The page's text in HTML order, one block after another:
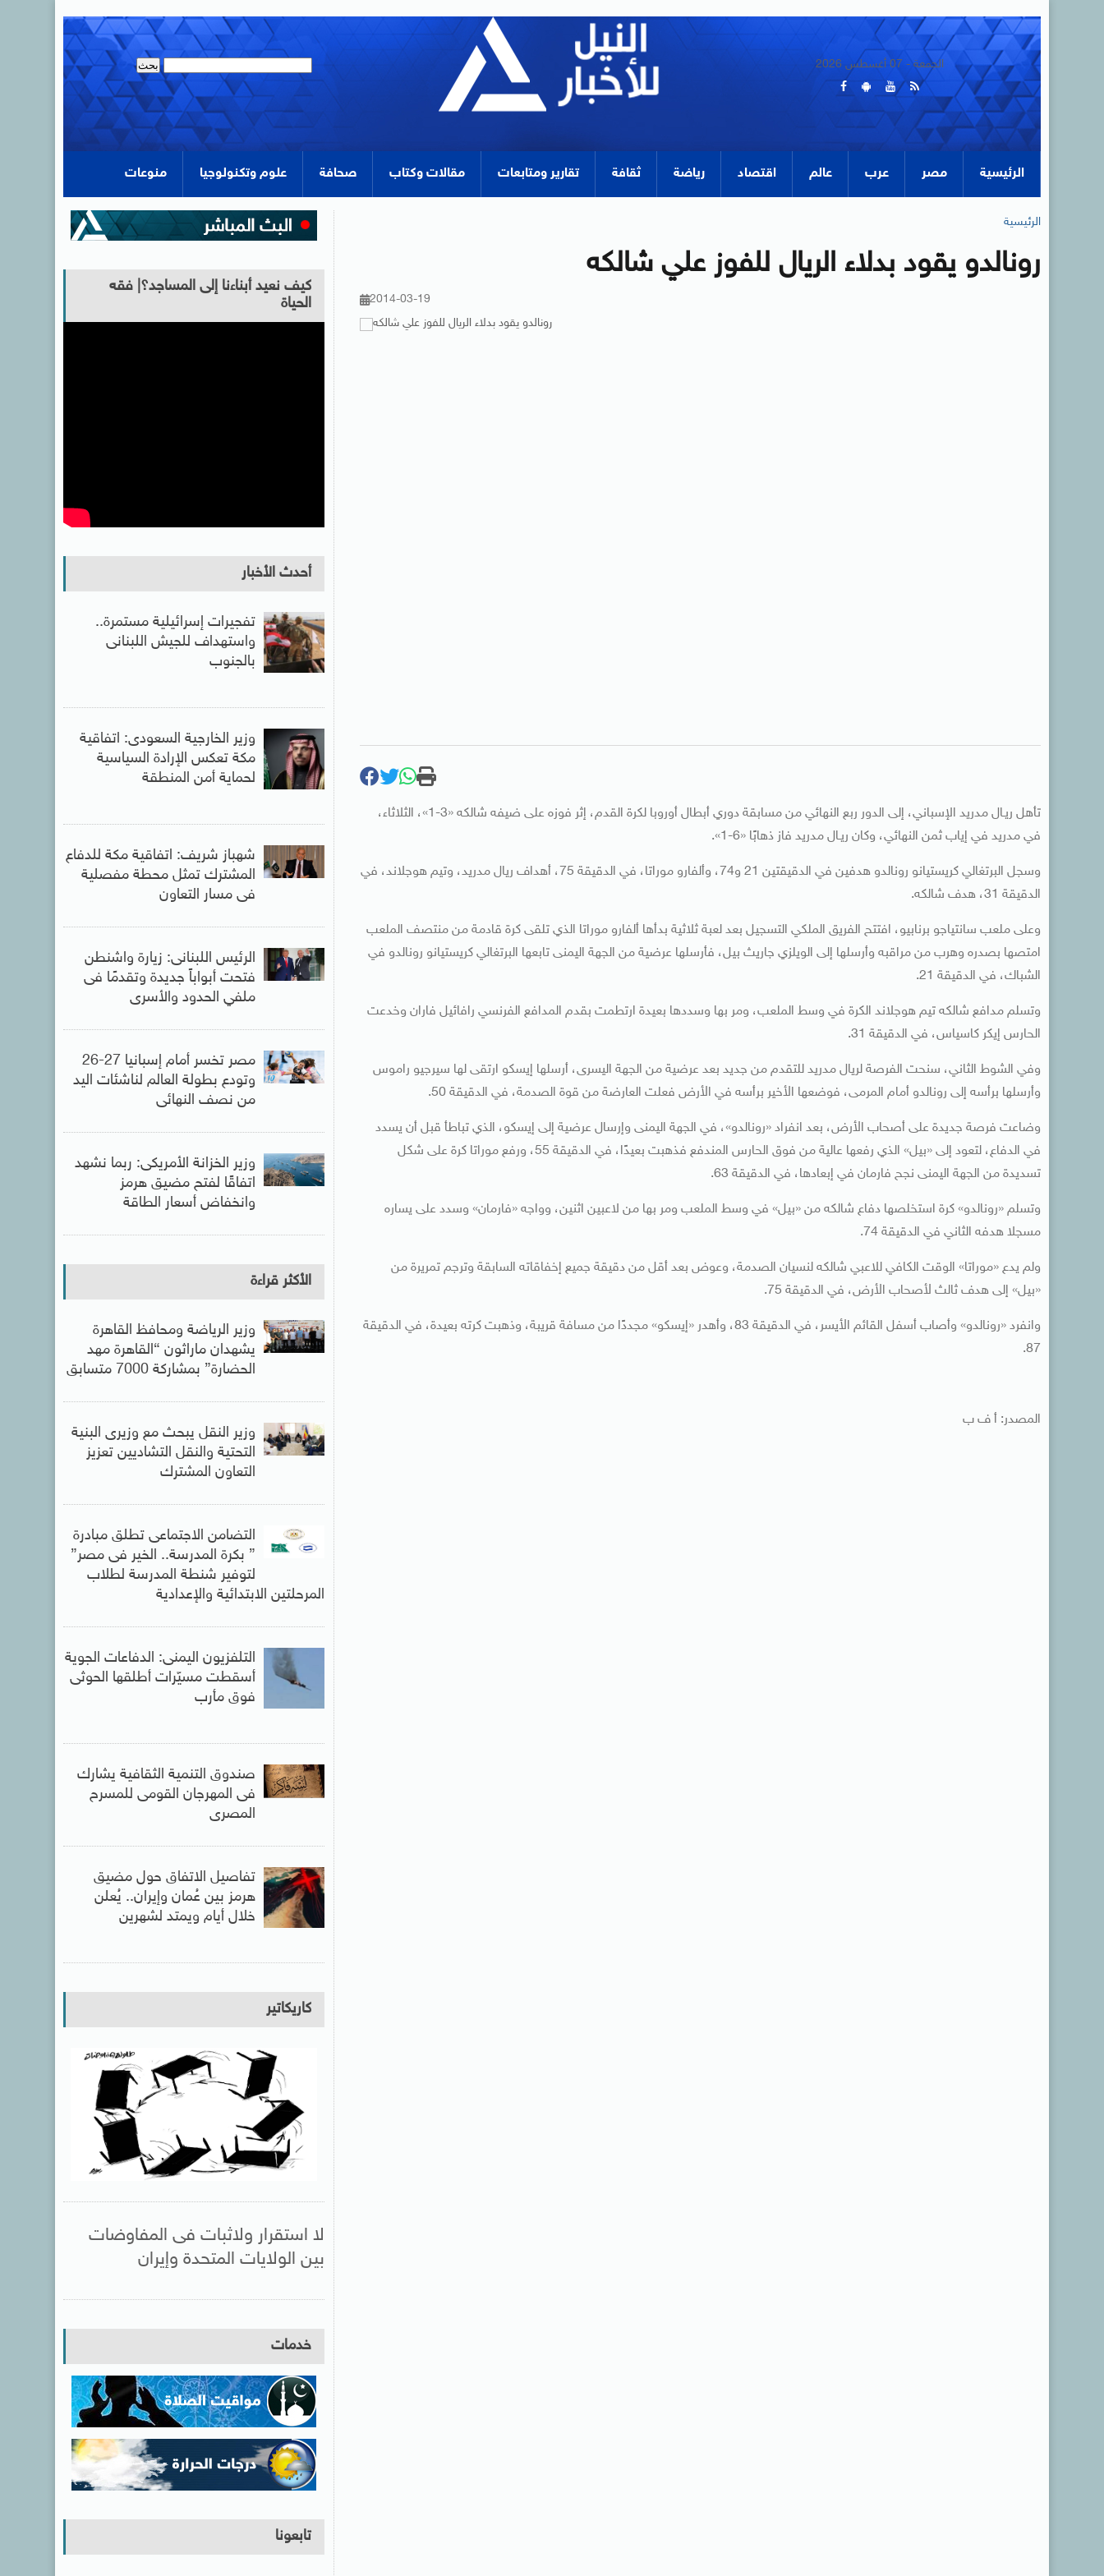
الجمعة - 07 أغسطس 2026
الرئيسية مصر عرب عالم اقتصاد رياضة ثقافة تقارير ومتابعات مقالات وكتاب صحافة علوم وتكنولوجيا منوعات
الرئيسية
رونالدو يقود بدلاء الريال للفوز علي شالكه
2014-03-19
تأهل ريـال مدريد الإسباني، إلى الدور ربع النهائي من مسابقة دوري أبطال أوروبا لكرة القدم، إثر فوزه على ضيفه شالكه «3-1»، الثلاثاء،
في مدريد في إياب ثمن النهائي، وكان ريـال مدريد فاز ذهابًا «6-1».
وسجل البرتغالي كريستيانو رونالدو هدفين في الدقيقتين 21 و74، وألفارو موراتا، في الدقيقة 75، أهداف ريال مدريد، وتيم هوجلاند، في
الدقيقة 31، هدف شالكه.
وعلى ملعب سانتياجو برنابيو، افتتح الفريق الملكي التسجيل بعد لعبة ثلاثية بدأها ألفارو موراتا الذي تلقى كرة قادمة من منتصف الملعب
امتصها بصدره وهرب من مراقبه وأرسلها إلى الويلزي جاريث بيل، فأرسلها عرضية من الجهة اليمنى تابعها البرتغالي كريستيانو رونالدو في
الشباك، في الدقيقة 21.
وتسلم مدافع شالكه تيم هوجلاند الكرة في وسط الملعب، ومر بها وسددها بعيدة ارتطمت بقدم المدافع الفرنسي رافائيل فاران وخدعت
الحارس إيكر كاسياس، في الدقيقة 31.
وفي الشوط الثاني، سنحت الفرصة لريال مدريد للتقدم من جديد بعد عرضية من الجهة اليسرى، أرسلها إيسكو ارتقى لها سيرجيو راموس
وأرسلها برأسه إلى رونالدو أمام المرمى، فوضعها الأخير برأسه في الأرض فعلت العارضة من قوة الصدمة، في الدقيقة 50.
وضاعت فرصة جديدة على أصحاب الأرض، بعد انفراد «رونالدو»، في الجهة اليمنى وإرسال عرضية إلى إيسكو، الذي تباطأ قبل أن يسدد
في الدفاع، لتعود إلى «بيل» الذي رفعها عالية من فوق الحارس المندفع فذهبت بعيدًا، في الدقيقة 55، ورفع موراتا كرة على شكل
تسديدة من الجهة اليمنى نجح فارمان في إبعادها، في الدقيقة 63.
وتسلم «رونالدو» كرة استخلصها دفاع شالكه من «بيل» في وسط الملعب ومر بها من لاعبين اثنين، وواجه «فارمان» وسدد على يساره
مسجلا هدفه الثاني في الدقيقة 74.
ولم يدع «موراتا» الوقت الكافي للاعبي شالكه لنسيان الصدمة، وعوض بعد أقل من دقيقة جميع إخفاقاته السابقة وترجم تمريرة من
«بيل» إلى هدف ثالث لأصحاب الأرض، في الدقيقة 75.
وانفرد «رونالدو» وأصاب أسفل القائم الأيسر، في الدقيقة 83، وأهدر «إيسكو» مجددًا من مسافة قريبة، وذهبت كرته بعيدة، في الدقيقة
87.
المصدر: أ ف ب
كيف نعيد أبناءنا إلى المساجد؟| فقه
الحياة
أحدث الأخبار
تفجيرات إسرائيلية مستمرة..
واستهداف للجيش اللبنانى
بالجنوب
وزير الخارجية السعودى: اتفاقية
مكة تعكس الإرادة السياسية
لحماية أمن المنطقة
شهباز شريف: اتفاقية مكة للدفاع
المشترك تمثل محطة مفصلية
فى مسار التعاون
الرئيس اللبنانى: زيارة واشنطن
فتحت أبواباً جديدة وتقدمًا فى
ملفي الحدود والأسرى
مصر تخسر أمام إسبانيا 27-26
وتودع بطولة العالم لناشئات اليد
من نصف النهائى
وزير الخزانة الأمريكى: ربما نشهد
اتفاقًا لفتح مضيق هرمز
وانخفاض أسعار الطاقة
الأكثر قراءة
وزير الرياضة ومحافظ القاهرة
يشهدان ماراثون “القاهرة مهد
الحضارة” بمشاركة 7000 متسابق
وزير النقل يبحث مع وزيرى البنية
التحتية والنقل التشاديين تعزيز
التعاون المشترك
التضامن الاجتماعى تطلق مبادرة
” بكرة المدرسة.. الخير فى مصر”
لتوفير شنطة المدرسة لطلاب
المرحلتين الابتدائية والإعدادية
التلفزيون اليمنى: الدفاعات الجوية
أسقطت مسيّرات أطلقها الحوثى
فوق مأرب
صندوق التنمية الثقافية يشارك
فى المهرجان القومى للمسرح
المصرى
تفاصيل الاتفاق حول مضيق
هرمز بين عُمان وإيران.. يُعلن
خلال أيام ويمتد لشهرين
كاريكاتير
لا استقرار ولاثبات فى المفاوضات
بين الولايات المتحدة وإيران
خدمات
تابعونا